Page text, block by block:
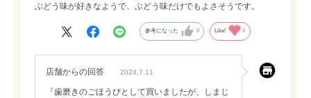
ぶどう味が好きなようで、ぶどう味だけでもよさそうです。
参考になった 0 Like! 0
店舗からの回答 2024.7.11
『歯磨きのごほうびとして買いましたが、しまじ